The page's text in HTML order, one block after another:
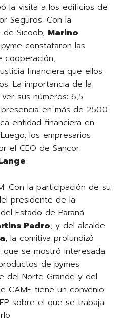
la visita a los edificios de
Seguros. Con la
Sicoob, Marino
constataron las
cooperación,
financiera que ellos
La importancia de la
sus números: 6,5
en más de 2500
entidad financiera en
los empresarios
el CEO de Sancor
.
Con la participación de su
presidente de la
Estado de Paraná
Pedro, y del alcalde
, la comitiva profundizó
se mostró interesada
de pymes
del Norte Grande y del
CAME tiene un convenio
sobre el que se trabaja